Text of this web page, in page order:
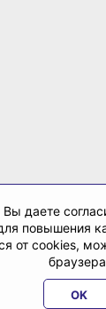
даете
повышения
от cookies,
OK